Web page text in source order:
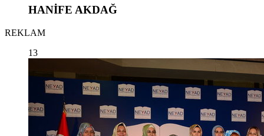
HANİFE AKDAĞ
REKLAM
13